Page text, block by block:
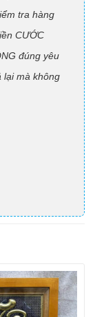
tra hàng
CƯỚC
đúng yêu
lại mà không